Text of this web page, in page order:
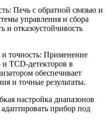
Печь с обратной связью и
управления и сбора
отказоустойчивость
и точность: Применение
TCD-детекторов в
обеспечивает
и точные результаты.
настройка диапазонов
прибор под